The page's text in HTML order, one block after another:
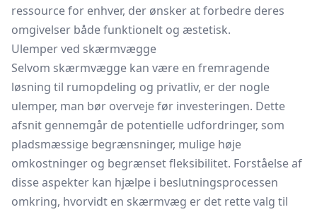
ressource for enhver, der ønsker at forbedre deres
omgivelser både funktionelt og æstetisk.
Ulemper ved skærmvægge
Selvom skærmvægge kan være en fremragende
løsning til rumopdeling og privatliv, er der nogle
ulemper, man bør overveje før investeringen. Dette
afsnit gennemgår de potentielle udfordringer, som
pladsmæssige begrænsninger, mulige høje
omkostninger og begrænset fleksibilitet. Forståelse af
disse aspekter kan hjælpe i beslutningsprocessen
omkring, hvorvidt en skærmvæg er det rette valg til